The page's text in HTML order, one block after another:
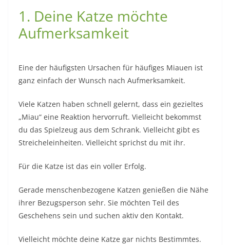
1. Deine Katze möchte
Aufmerksamkeit
Eine der häufigsten Ursachen für häufiges Miauen ist
ganz einfach der Wunsch nach Aufmerksamkeit.
Viele Katzen haben schnell gelernt, dass ein gezieltes
„Miau“ eine Reaktion hervorruft. Vielleicht bekommst
du das Spielzeug aus dem Schrank. Vielleicht gibt es
Streicheleinheiten. Vielleicht sprichst du mit ihr.
Für die Katze ist das ein voller Erfolg.
Gerade menschenbezogene Katzen genießen die Nähe
ihrer Bezugsperson sehr. Sie möchten Teil des
Geschehens sein und suchen aktiv den Kontakt.
Vielleicht möchte deine Katze gar nichts Bestimmtes.